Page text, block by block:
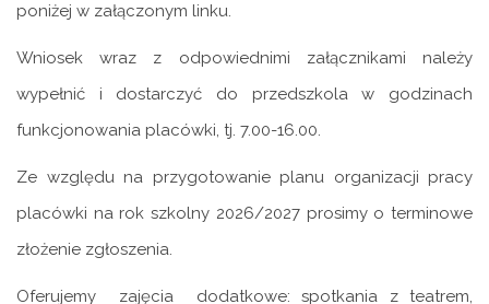
poniżej w załączonym linku.
Wniosek wraz z odpowiednimi załącznikami należy
wypełnić i dostarczyć do przedszkola w godzinach
funkcjonowania placówki, tj. 7.00-16.00.
Ze względu na przygotowanie planu organizacji pracy
placówki na rok szkolny 2026/2027 prosimy o terminowe
złożenie zgłoszenia.
Oferujemy zajęcia dodatkowe: spotkania z teatrem,